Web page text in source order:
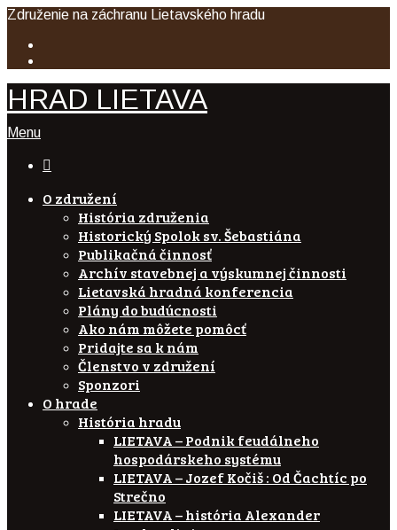
Združenie na záchranu Lietavského hradu
HRAD LIETAVA
Menu

O združení
História združenia
Historický Spolok sv. Šebastiána
Publikačná činnosť
Archív stavebnej a výskumnej činnosti
Lietavská hradná konferencia
Plány do budúcnosti
Ako nám môžete pomôcť
Pridajte sa k nám
Členstvo v združení
Sponzori
O hrade
História hradu
LIETAVA – Podnik feudálneho
hospodárskeho systému
LIETAVA – Jozef Kočiš : Od Čachtíc po
Strečno
LIETAVA – história Alexander